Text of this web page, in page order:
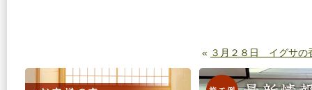
« ３月２８日 イグサの